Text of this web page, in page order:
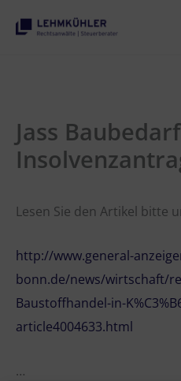
Inhalt
Jass
Lesen Sie den Artikel bitte
http://www.general-
bonn.de/news/wirtschaft/
Baustoffhandel-in-
article4004633.html
…